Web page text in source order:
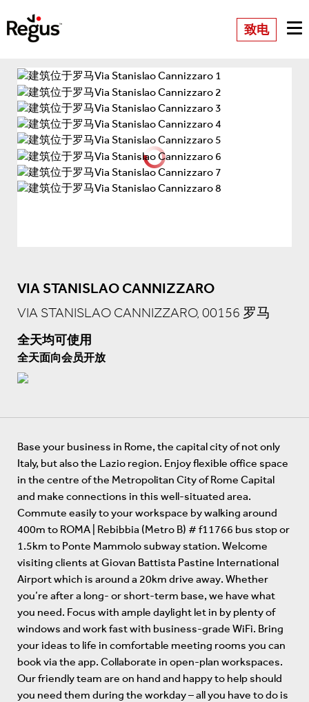
致电
VIA STANISLAO CANNIZZARO
VIA STANISLAO CANNIZZARO, 00156 罗马
全天均可使用
全天面向会员开放
Base your business in Rome, the capital city of not only
Italy, but also the Lazio region. Enjoy flexible office space
in the centre of the Metropolitan City of Rome Capital
and make connections in this well-situated area.
Commute easily to your workspace by walking around
400m to ROMA | Rebibbia (Metro B) # f11766 bus stop or
1.5km to Ponte Mammolo subway station. Welcome
visiting clients at Giovan Battista Pastine International
Airport which is around a 20km drive away. Whether
you’re after a long- or short-term base, we have what
you need. Focus with ample daylight let in by plenty of
windows and work fast with business-grade WiFi. Bring
your ideas to life in comfortable meeting rooms you can
book via the app. Collaborate in open-plan workspaces.
Our friendly team are on hand and happy to help should
you need them during the workday – all you have to do is